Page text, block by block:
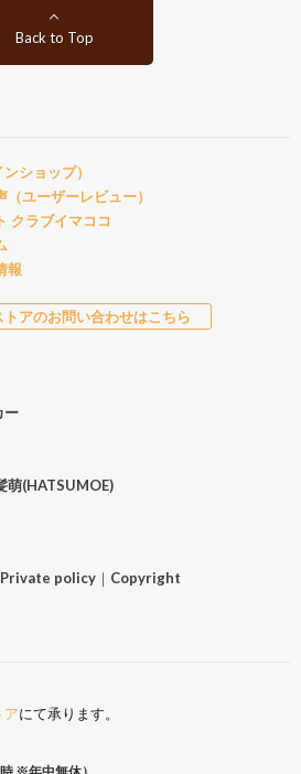
Back to Top
ショップ）
ユーザーレビュー）
クラブイマココ
報
トアのお問い合わせはこちら
ー
萌(HATSUMOE)
Private policy｜ Copyright
アにて承ります。
※年中無休）